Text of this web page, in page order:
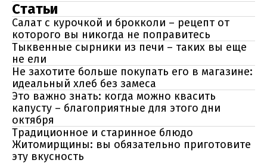
Статьи
Салат с курочкой и брокколи – рецепт от
которого вы никогда не поправитесь
Тыквенные сырники из печи – таких вы еще
не ели
Не захотите больше покупать его в магазине:
идеальный хлеб без замеса
Это важно знать: когда можно квасить
капусту – благоприятные для этого дни
октября
Традиционное и старинное блюдо
Житомирщины: вы обязательно приготовите
эту вкусность